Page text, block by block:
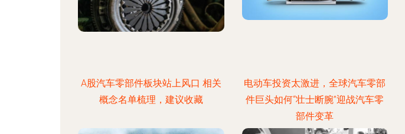
A股汽车零部件板块站上风口 相关
概念名单梳理，建议收藏
电动车投资太激进，全球汽车零部
件巨头如何“壮士断腕”迎战汽车零
部件变革